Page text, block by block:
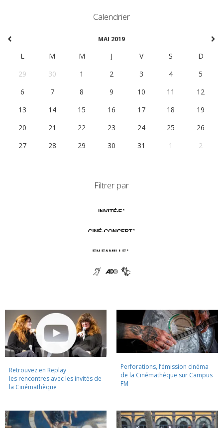
Calendrier
MAI 2019
L M M J V S
D
29
30 1 2 3 4
5
6
7 8 9 10 11
12
13
14 15 16 17 18
19
20
21 22 23 24 25
26
27
28 29 30 31 1 2
Filtrer par
Retrouvez en Replay
les rencontres avec les invités de
la Cinémathèque
Perforations, l’émission cinéma
de la Cinémathèque sur Campus
FM